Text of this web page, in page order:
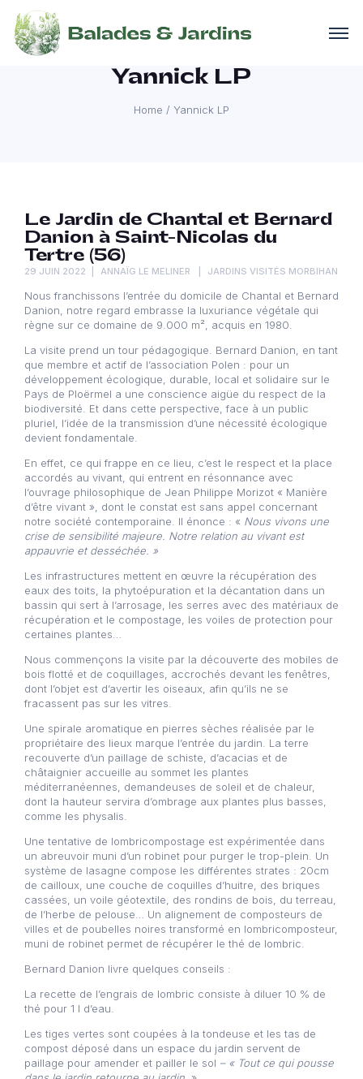
Yannick LP
Home / Yannick LP
Le Jardin de Chantal et Bernard
Danion à Saint-Nicolas du
Tertre (56)
29 JUIN 2022 ANNAÏG LE MELINER JARDINS VISITÉS MORBIHAN
Nous franchissons l’entrée du domicile de Chantal et Bernard
Danion, notre regard embrasse la luxuriance végétale qui
règne sur ce domaine de 9.000 m², acquis en 1980.
La visite prend un tour pédagogique. Bernard Danion, en tant
que membre et actif de l’association Polen : pour un
développement écologique, durable, local et solidaire sur le
Pays de Ploërmel a une conscience aigüe du respect de la
biodiversité. Et dans cette perspective, face à un public
pluriel, l’idée de la transmission d’une nécessité écologique
devient fondamentale.
En effet, ce qui frappe en ce lieu, c’est le respect et la place
accordés au vivant, qui entrent en résonnance avec
l’ouvrage philosophique de Jean Philippe Morizot « Manière
d’être vivant », dont le constat est sans appel concernant
notre société contemporaine. Il énonce : « Nous vivons une
crise de sensibilité majeure. Notre relation au vivant est
appauvrie et desséchée. »
Les infrastructures mettent en œuvre la récupération des
eaux des toits, la phytoépuration et la décantation dans un
bassin qui sert à l’arrosage, les serres avec des matériaux de
récupération et le compostage, les voiles de protection pour
certaines plantes…
Nous commençons la visite par la découverte des mobiles de
bois flotté et de coquillages, accrochés devant les fenêtres,
dont l’objet est d’avertir les oiseaux, afin qu’ils ne se
fracassent pas sur les vitres.
Une spirale aromatique en pierres sèches réalisée par le
propriétaire des lieux marque l’entrée du jardin. La terre
recouverte d’un paillage de schiste, d’acacias et de
châtaignier accueille au sommet les plantes
méditerranéennes, demandeuses de soleil et de chaleur,
dont la hauteur servira d’ombrage aux plantes plus basses,
comme les physalis.
Une tentative de lombricompostage est expérimentée dans
un abreuvoir muni d’un robinet pour purger le trop-plein. Un
système de lasagne compose les différentes strates : 20cm
de cailloux, une couche de coquilles d’huitre, des briques
cassées, un voile géotextile, des rondins de bois, du terreau,
de l’herbe de pelouse… Un alignement de composteurs de
villes et de poubelles noires transformé en lombricomposteur,
muni de robinet permet de récupérer le thé de lombric.
Bernard Danion livre quelques conseils :
La recette de l’engrais de lombric consiste à diluer 10 % de
thé pour 1 l d’eau.
Les tiges vertes sont coupées à la tondeuse et les tas de
compost déposé dans un espace du jardin servent de
paillage pour amender et pailler le sol – « Tout ce qui pousse